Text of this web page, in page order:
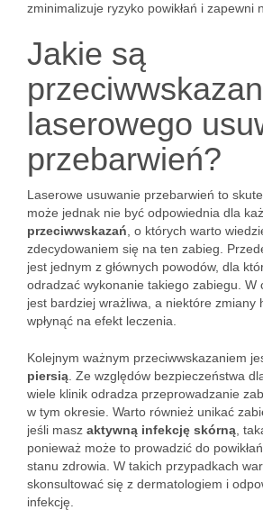
zminimalizuje ryzyko powikłań i zapewni
Jakie są
laserowego
przebarwień?
Laserowe usuwanie przebarwień to
może jednak nie być odpowiednia dla
przeciwwskazań , o których warto
zdecydowaniem się na ten zabieg.
jest jednym z głównych powodów, dla
odradzać wykonanie takiego zabiegu. W
jest bardziej wrażliwa, a niektóre zmiany
wpłynąć na efekt leczenia.
Kolejnym ważnym przeciwwskazaniem
piersią . Ze względów bezpieczeństwa
wiele klinik odradza przeprowadzanie
w tym okresie. Warto również unikać
jeśli masz aktywną infekcję skórną ,
ponieważ może to prowadzić do
stanu zdrowia. W takich przypadkach
skonsultować się z dermatologiem i
infekcję.